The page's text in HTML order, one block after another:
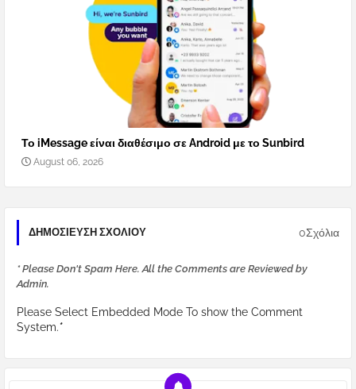
Το iMessage είναι διαθέσιμο σε Android με το Sunbird
August 06, 2026
ΔΗΜΟΣΊΕΥΣΗ ΣΧΟΛΊΟΥ 0Σχόλια
* Please Don't Spam Here. All the Comments are Reviewed by
Admin.
Please Select Embedded Mode To show the Comment
System.*